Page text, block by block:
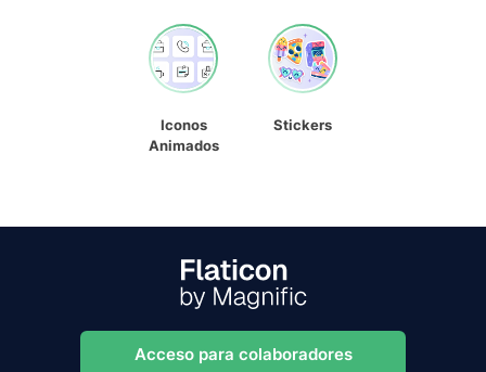
Iconos
Animados
Stickers
Acceso para colaboradores